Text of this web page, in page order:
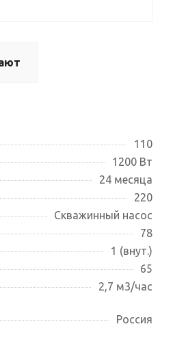
110
1200 Вт
24 месяца
220
Скважинный насос
78
1 (внут.)
65
2,7 м3/час
Россия